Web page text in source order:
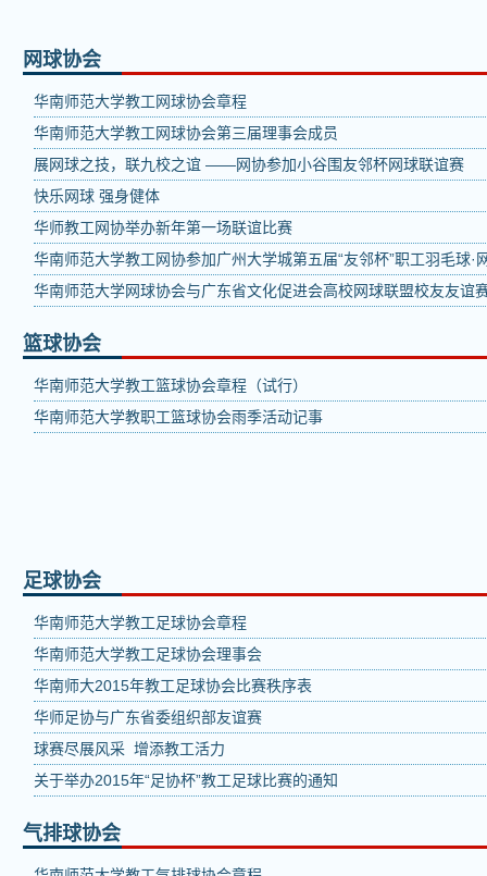
网球协会
华南师范大学教工网球协会章程
华南师范大学教工网球协会第三届理事会成员
展网球之技，联九校之谊 ——网协参加小谷围友邻杯网球联谊赛
快乐网球 强身健体
华师教工网协举办新年第一场联谊比赛
华南师范大学教工网协参加广州大学城第五届“友邻杯”职工羽毛球·
华南师范大学网球协会与广东省文化促进会高校网球联盟校友友谊
篮球协会
华南师范大学教工篮球协会章程（试行）
华南师范大学教职工篮球协会雨季活动记事
足球协会
华南师范大学教工足球协会章程
华南师范大学教工足球协会理事会
华南师大2015年教工足球协会比赛秩序表
华师足协与广东省委组织部友谊赛
球赛尽展风采 增添教工活力
关于举办2015年“足协杯”教工足球比赛的通知
气排球协会